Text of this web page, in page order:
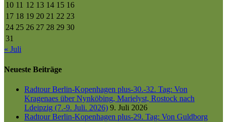
10 11 12 13 14 15 16
17 18 19 20 21 22 23
24 25 26 27 28 29 30
31
« Juli
Neueste Beiträge
Radtour Berlin-Kopenhagen plus-30.-32. Tag: Von
Kragenaes über Nynköbing, Marielyst, Rostock nach
Ldeipzig (7.-9. Juli. 2026) 9. Juli 2026
Radtour Berlin-Kopenhagen plus-29. Tag: Von Guldborg